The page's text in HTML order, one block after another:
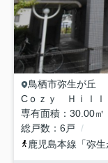
鳥栖市弥生が丘
Cｏｚｙ Ｈｉｌｌ
専有面積
30.00㎡
総戸数
6戸
鹿児島本線 「弥生